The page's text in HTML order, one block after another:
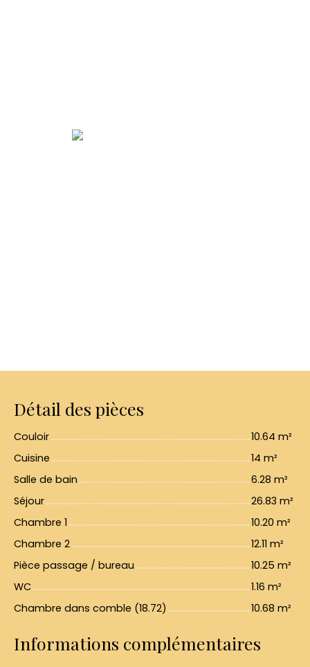
Détail des pièces
Couloir
10.64 m²
Cuisine
14 m²
Salle de bain
6.28 m²
Séjour
26.83 m²
Chambre 1
10.20 m²
Chambre 2
12.11 m²
Pièce passage / bureau
10.25 m²
WC
1.16 m²
Chambre dans comble (18.72)
10.68 m²
Informations complémentaires